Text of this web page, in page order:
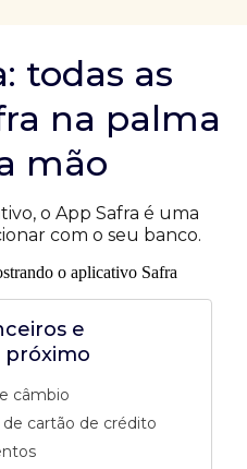
todas as
na palma
mão
o App Safra é uma
com o seu banco.
e
câmbio
de cartão de crédito